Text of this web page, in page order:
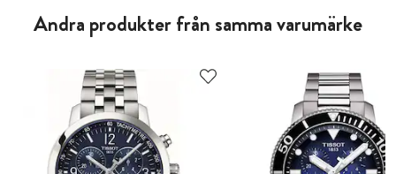
Andra produkter från samma varumärke